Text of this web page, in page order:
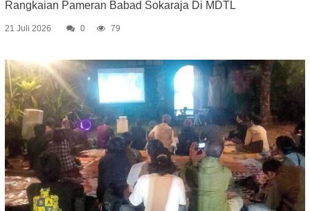
Rangkaian Pameran Babad Sokaraja Di MDTL
21 Juli 2026 0 79